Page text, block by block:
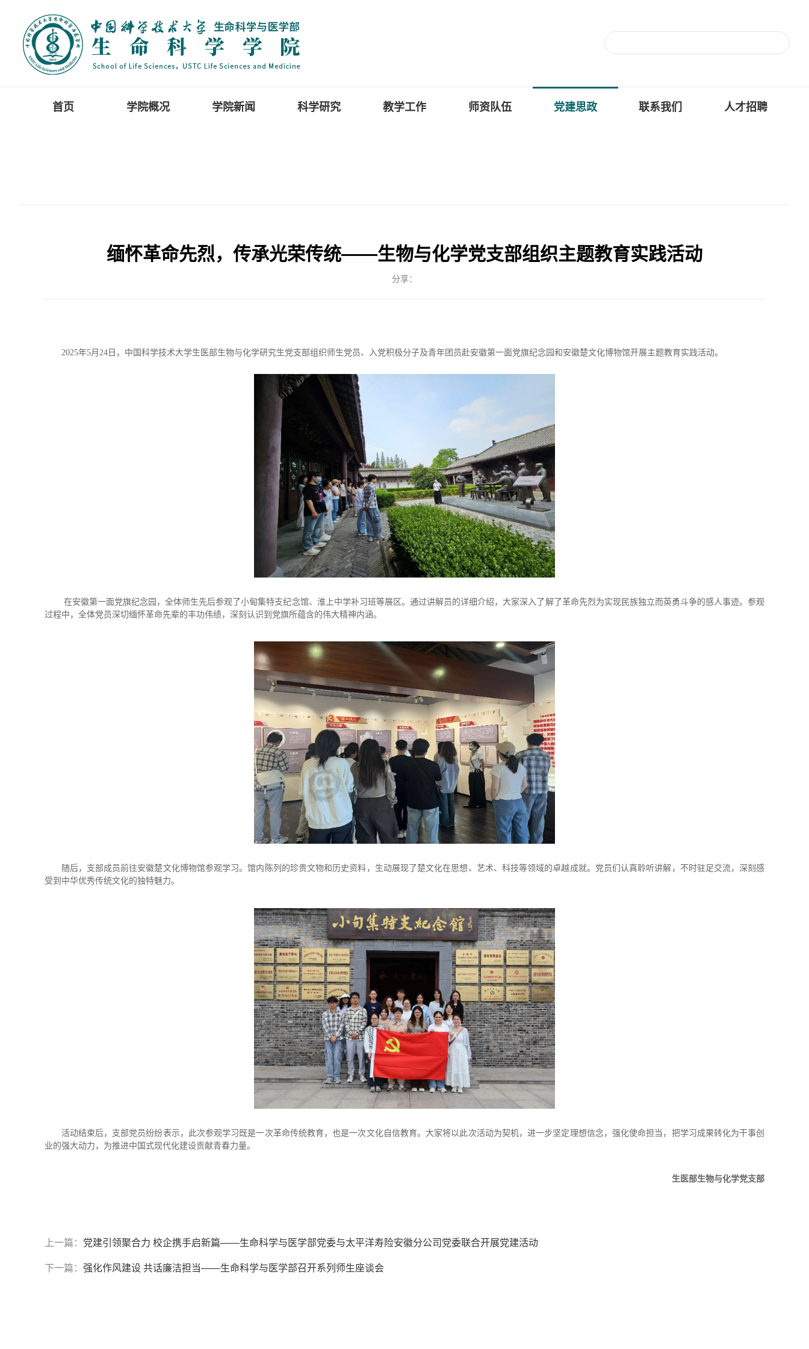
首页 学院概况 学院新闻 科学研究 教学工作 师资队伍 党建思政 联系我们 人才招聘
缅怀革命先烈，传承光荣传统——生物与化学党支部组织主题教育实践活动
分享：
2025年5月 24日，中国科学技术大学生医部生物与化学研究生党支部组织师生党员、入党积极分子及青年团员赴安徽第一面党旗纪念园和安徽楚文化博物馆开展主题教育实践活动。
在安徽第一面党旗纪念园，全体师生先后参观了小甸集特支纪念馆、淮上中学补习班等展区。通过讲解员的详细介绍，大家深入了解了革命先烈为实现民族独立而英勇斗争的感人事迹。参观
过程中，全体党员深切缅怀革命先辈的丰功伟绩，深刻认识到党旗所蕴含的伟大精神内涵。
随后，支部成员前往安徽楚文化博物馆参观学习。馆内陈列的珍贵文物和历史资料，生动展现了楚文化在思想、艺术、科技等领域的卓越成就。党员们认真聆听讲解，不时驻足交流，深刻感
受到中华优秀传统文化的独特魅力。
活动结束后，支部党员纷纷表示，此次参观学习既是一次革命传统教育，也是一次文化自信教育。大家将以此次活动为契机，进一步坚定理想信念，强化使命担当，把学习成果转化为干事创
业的强大动力，为推进中国式现代化建设贡献青春力量。
生医部生物与化学党支部
上一篇： 党建引领聚合力 校企携手启新篇——生命科学与医学部党委与太平洋寿险安徽分公司党委联合开展党建活动
下一篇： 强化作风建设 共话廉洁担当——生命科学与医学部召开系列师生座谈会